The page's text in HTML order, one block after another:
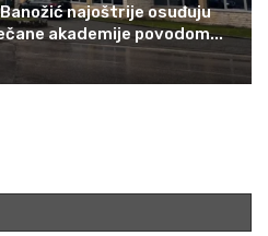
Banožić najoštrije osuđuju
akademije povodom...